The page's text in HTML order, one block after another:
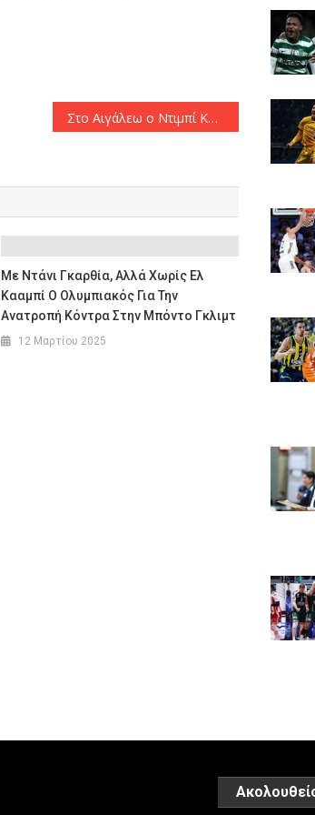
Στο Αιγάλεω ο Ντιμπί Κεϊτά
Με Ντάνι Γκαρθία, Αλλά Χωρίς Ελ
Κααμπί Ο Ολυμπιακός Για Την
Ανατροπή Κόντρα Στην Μπόντο Γκλιμτ
12 Μαρτίου 2025